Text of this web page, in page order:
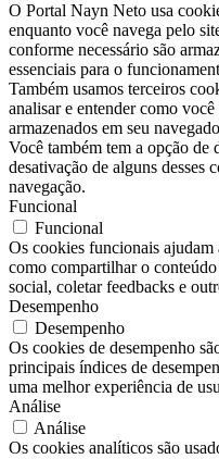
O Portal Nayn Neto usa
enquanto você navega pelo
conforme necessário são
essenciais para o
Também usamos terceiros
analisar e entender como você
armazenados em seu
Você também tem a opção de
desativação de alguns desses
navegação.
Funcional
Funcional
Os cookies funcionais ajudam
como compartilhar o
social, coletar feedbacks e
Desempenho
Desempenho
Os cookies de desempenho
principais índices de
uma melhor experiência de
Análise
Análise
Os cookies analíticos são